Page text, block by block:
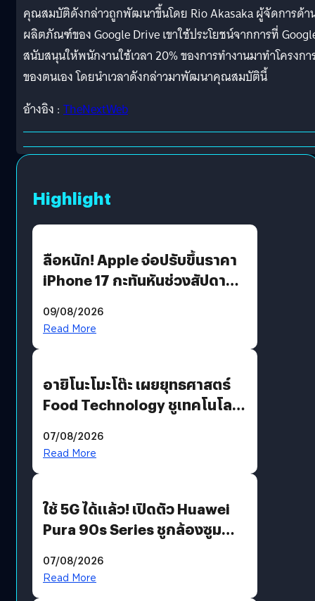
คุณสมบัติดังกล่าวถูกพัฒนาขึ้นโดย Rio Akasaka ผู้จัดการด้า
ผลิตภัณฑ์ของ Google Drive เขาใช้ประโยชน์จากการที่
สนับสนุนให้พนักงานใช้เวลา 20% ของการทำงานมาทำโครงกา
ของตนเอง โดยนำเวลาดังกล่าวมาพัฒนาคุณสมบัตินี้
อ้างอิง : TheNextWeb
Highlight
ลือหนัก! Apple จ่อปรับขึ้นราคา
iPhone 17 กะทันหันช่วงสัปดาห์ที่
09/08/2026
Read More
อายิโนะโมะโต๊ะ เผยยุทธศาสตร์
Food Technology ชูเทคโนโลยี
บริโภคและ B2B
07/08/2026
Read More
ใช้ 5G ได้แล้ว! เปิดตัว Huawei
Pura 90s Series ชูกล้องซูม
07/08/2026
Read More